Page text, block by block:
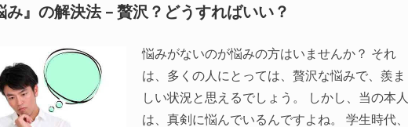
み』の解決法 – 贅沢？どうすればいい？
悩みがないのが悩みの方はいませんか？ それ
は、多くの人にとっては、贅沢な悩みで、羨ま
しい状況と思えるでしょう。 しかし、当の本人
は、真剣に悩んでいるんですよね。 学生時代、